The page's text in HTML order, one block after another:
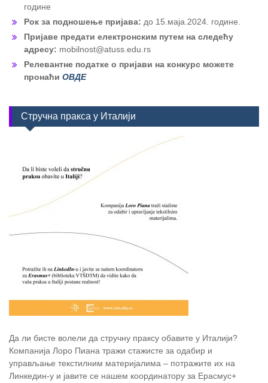
године
Рок за подношење пријава: до 15.маја.2024. године.
Пријаве предати електронским путем на следећу
адресу: mobilnost@atuss.edu.rs
Релевантне податке о пријави на конкурс можете
пронаћи ОВДЕ
Стручна пракса у Италији
Да ли бисте волели да стручну праксу обавите у Италији?
Компанија Лоро Пиана тражи стажисте за одабир и
управљање текстилним материјалима – потражите их на
Линкедин-у и јавите се нашем координатору за Ерасмус+